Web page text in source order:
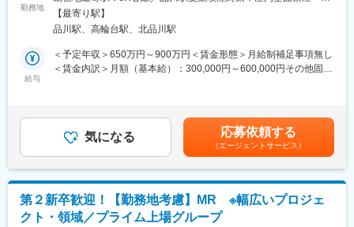
■家族も安心な手厚い福利厚生
社員がワークライフバランスをとりながらパフォーマンスを発揮
できる制度があります。社員と社員のご家族が安心し、仕事もプ
ライベートも充実して活躍できるよう、福利厚生制度を整備して
います。
■社内認定資格制度
製薬企業での開発パイプラインの変化にともない、当社において
加しています。またスペシャリティ領域については社員の関心も
高く、これに応えるべく専門性の高い人財を育成するための社内
認定資格制度を設けています。現在はオンコロジー分野で「血液
がん」と「固形がん」の2つのコースが展開されています。
国内トップクラスのプロジェクト受託実績を誇る当社の一員とし
て、医薬品PJなどを中心にクライアントビジネス拡大に貢献して
いただきます。
・担当エリアの訪問医療施設のターゲティング、担当医療施設へ
の訪問計画作成、担当医療施設への訪問、医療従事者とのリレー
ーション推進のための研究会・勉強会の立ち上げ、講演会の企
画・運営 等
行採用オファーをお出しいたします
・再配属時は全国勤務が対象となります（希望勤務地は考慮いた
します）
勤務地
務地詳細2＞全国住所：全国 ※希望勤務地はアドバイザーにお伝
えください。 受動喫煙対策：屋内全面禁煙変更の範囲：会社の定
【最寄り駅】
品川駅、高輪台駅、北品川駅
給与
＜予定年収＞650万円～900万円＜賃金形態＞月給制補足事項無し
＜賃金内訳＞月額（基本給）：300,000円～600,000円その他固定
手当支給する。【補足】プロジェクト稼働手当(35,000円)、外勤
日当（1日1,500円／外勤3.5時間以上）■変動賞与制（6月・12
月・3月）※平均実績6ヶ月分■インセンティブ：3月（対象者）賃
金はあくまでも目安の金額であり、選考を通じて上下する可能性
があります。月給(月額)は固定手当を含めた表記です。
気になる 応募依頼する
（エージェントサービス）
第２新卒歓迎！【勤務地考慮】MR ※幅広いプロジェ
クト・領域／プライム上場グループ